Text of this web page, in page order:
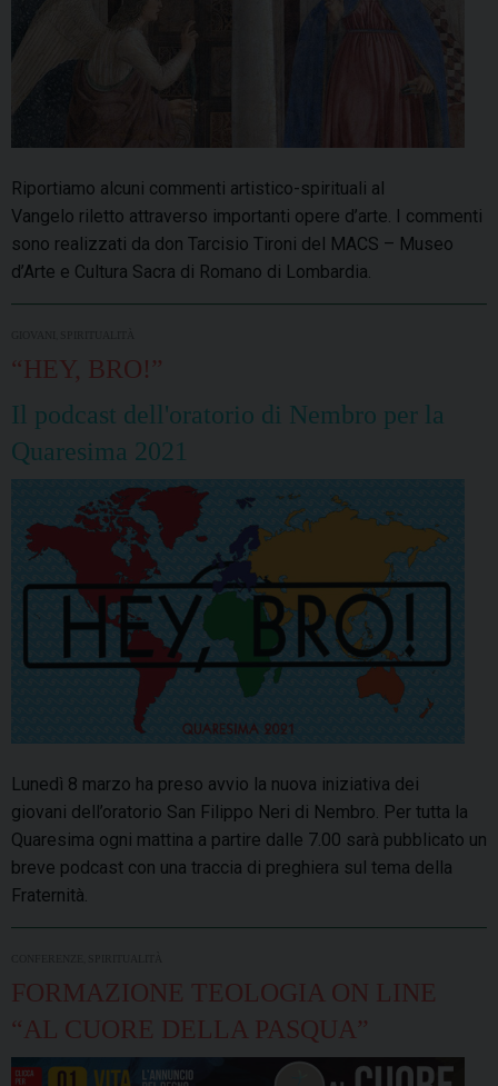
Riportiamo alcuni commenti artistico-spirituali al
Vangelo riletto attraverso importanti opere d’arte. I commenti
sono realizzati da don Tarcisio Tironi del MACS – Museo
d’Arte e Cultura Sacra di Romano di Lombardia.
“HEY, BRO!”
Il podcast dell'oratorio di Nembro per la
Quaresima 2021
Lunedì 8 marzo ha preso avvio la nuova iniziativa dei
giovani dell’oratorio San Filippo Neri di Nembro. Per tutta la
Quaresima ogni mattina a partire dalle 7.00 sarà pubblicato un
breve podcast con una traccia di preghiera sul tema della
Fraternità.
FORMAZIONE TEOLOGIA ON LINE
“AL CUORE DELLA PASQUA”